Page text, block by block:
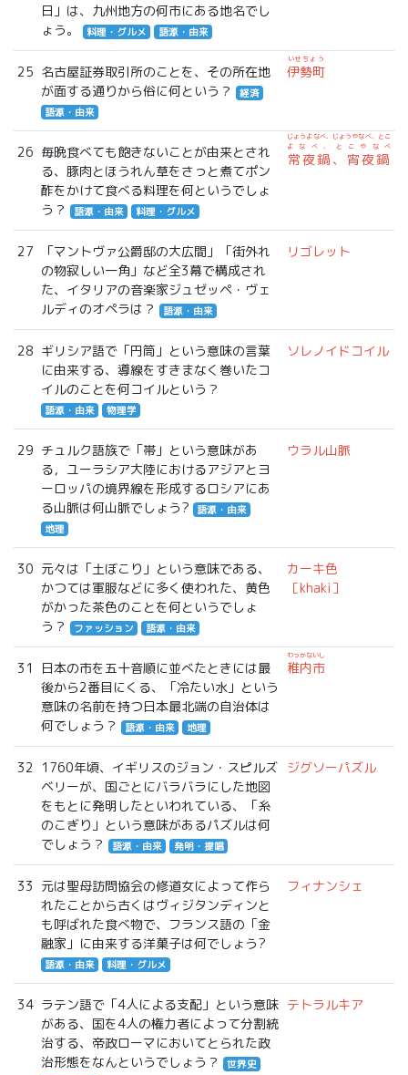
日」は、九州地方の何市にある地名でし
ょう。
料理・グルメ 語源・由来
25 名古屋証券取引所のことを、その所在地
が面する通りから俗に何という？
経済
語源・由来
伊勢町
いせちょう
26 毎晩食べても飽きないことが由来とされ
る、豚肉とほうれん草をさっと煮てポン
酢をかけて食べる料理を何というでしょ
う？
語源・由来 料理・グルメ
常夜鍋、宵夜鍋
じょうよなべ、じょうやなべ、とこ
よなべ、とこやなべ
27
「マントヴァ公爵邸の大広間」「街外れ
の物寂しい一角」など全3幕で構成され
た、イタリアの音楽家ジュゼッペ・ヴェ
ルディのオペラは？
語源・由来
リゴレット
28 ギリシア語で「円筒」という意味の言葉
に由来する、導線をすきまなく巻いたコ
イルのことを何コイルという？
語源・由来 物理学
ソレノイドコイル
29 チュルク語族で「帯」という意味があ
る，ユーラシア大陸におけるアジアとヨ
ーロッパの境界線を形成するロシアにあ
る山脈は何山脈でしょう?
語源・由来
地理
ウラル山脈
30 元々は「土ぼこり」という意味である、
かつては軍服などに多く使われた、黄色
がかった茶色のことを何というでしょ
う？
ファッション 語源・由来
カーキ色
［khaki］
31
日本の市を五十音順に並べたときには最
後から2番目にくる、「冷たい水」という
意味の名前を持つ日本最北端の自治体は
何でしょう？
語源・由来 地理
稚内市
わっかないし
32
1760年頃、イギリスのジョン・スピルズ
ベリーが、国ごとにバラバラにした地図
をもとに発明したといわれている、「糸
のこぎり」という意味があるパズルは何
でしょう？
語源・由来 発明・提唱
ジグソーパズル
33 元は聖母訪問協会の修道女によって作ら
れたことから古くはヴィジタンディンと
も呼ばれた食べ物で、フランス語の「金
融家」に由来する洋菓子は何でしょう?
語源・由来 料理・グルメ
フィナンシェ
34 ラテン語で「4人による支配」という意味
がある、国を4人の権力者によって分割統
治する、帝政ローマにおいてとられた政
治形態をなんというでしょう？
世界史
テトラルキア